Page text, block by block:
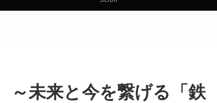
～未来と今を繋げる「鉄